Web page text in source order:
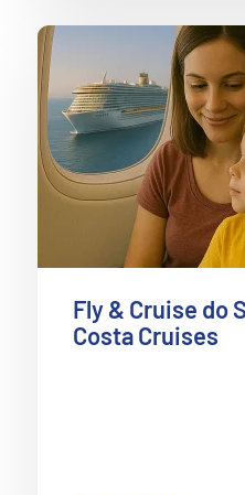
Fly & Cruise do
Costa Cruises